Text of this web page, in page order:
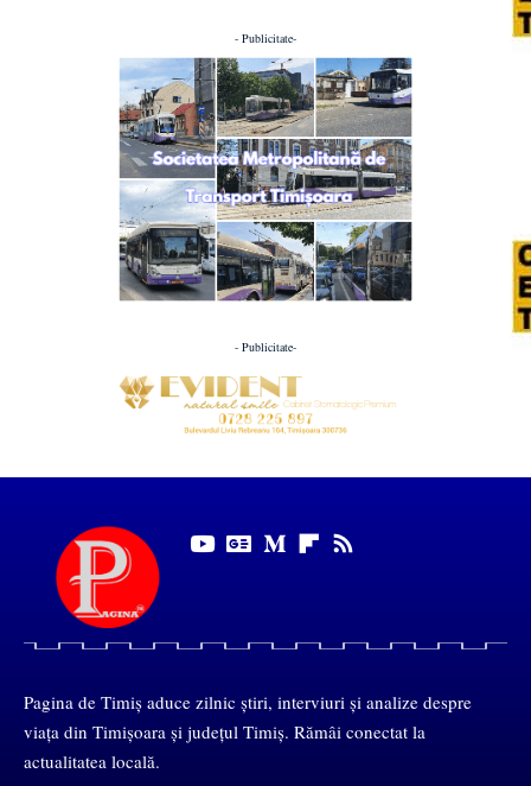
- Publicitate-
- Publicitate-
Pagina de Timiș aduce zilnic știri, interviuri și analize despre
viața din Timișoara și județul Timiș. Rămâi conectat la
actualitatea locală.